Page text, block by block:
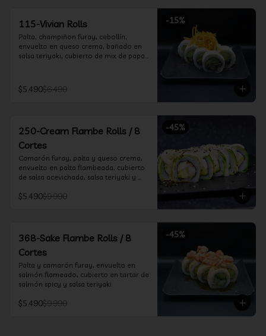
-15%
115-Vivian Rolls
Palta, champiñon furay, cebollín,
envuelto en queso crema, bañado en
salsa teriyaki, cubierto de mix de papas
$5.490$6.490
-45%
250-Cream Flambe Rolls / 8
Cortes
Camarón furay, palta y queso crema,
envuelto en palta flambeada, cubierto
de salsa acevichada, salsa teriyaki y
$5.490$9.990
-45%
368-Sake Flambe Rolls / 8
Cortes
Palta y camarón furay, envuelto en
salmón flameado, cubierto en tartar de
salmón spicy y salsa teriyaki
$5.490$9.990